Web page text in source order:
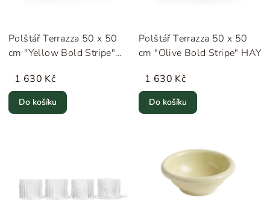
Polštář Terrazza 50 x 50
cm "Yellow Bold Stripe"
1 630 Kč
Do košíku
Polštář Terrazza 50 x 50
cm "Olive Bold Stripe" HAY
1 630 Kč
Do košíku